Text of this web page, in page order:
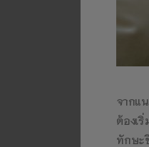
จากแ
ต้องเ
ทักษะ